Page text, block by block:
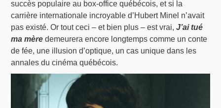
succès populaire au box-office québécois, et si la
carrière internationale incroyable d’Hubert Minel n’avait
pas existé. Or tout ceci – et bien plus – est vrai,J’ai tué
ma mère demeurera encore longtemps comme un conte
de fée, une illusion d’optique, un cas unique dans les
annales du cinéma québécois.